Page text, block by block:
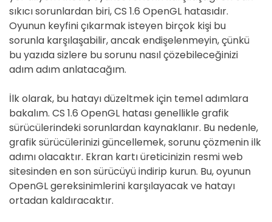
sıkıcı sorunlardan biri, CS 1.6 OpenGL hatasıdır.
Oyunun keyfini çıkarmak isteyen birçok kişi bu
sorunla karşılaşabilir, ancak endişelenmeyin, çünkü
bu yazıda sizlere bu sorunu nasıl çözebileceğinizi
adım adım anlatacağım.
İlk olarak, bu hatayı düzeltmek için temel adımlara
bakalım. CS 1.6 OpenGL hatası genellikle grafik
sürücülerindeki sorunlardan kaynaklanır. Bu nedenle,
grafik sürücülerinizi güncellemek, sorunu çözmenin ilk
adımı olacaktır. Ekran kartı üreticinizin resmi web
sitesinden en son sürücüyü indirip kurun. Bu, oyunun
OpenGL gereksinimlerini karşılayacak ve hatayı
ortadan kaldıracaktır.